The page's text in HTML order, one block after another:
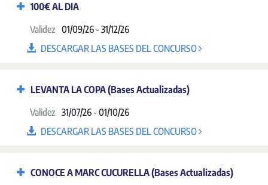
100€ AL DIA
Validez 01/09/26 - 31/12/26
DESCARGAR LAS BASES DEL CONCURSO
LEVANTA LA COPA (Bases Actualizadas)
Validez 31/07/26 - 01/10/26
DESCARGAR LAS BASES DEL CONCURSO
CONOCE A MARC CUCURELLA (Bases Actualizadas)